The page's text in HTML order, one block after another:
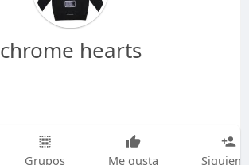
chrome hearts
Grupos Me gusta